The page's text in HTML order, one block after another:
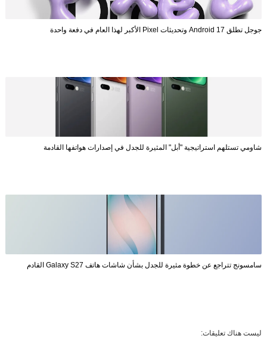
جوجل تطلق Android 17 وتحديثات Pixel الأكبر لهذا العام في دفعة واحدة
شاومي تستلهم استراتيجية "أبل" المثيرة للجدل في إصدارات هواتفها القادمة
سامسونج تتراجع عن خطوة مثيرة للجدل بشأن شاشات هاتف Galaxy S27 القادم
ليست هناك تعليقات: